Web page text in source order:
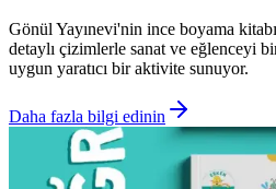
Gönül Yayınevi'nin ince boyama
detaylı çizimlerle sanat ve eğlenceyi
uygun yaratıcı bir aktivite sunuyor.
Daha fazla bilgi edinin